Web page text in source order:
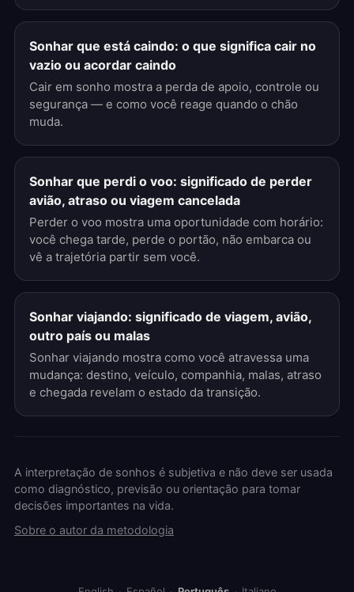
Sonhar que está caindo: o que significa cair no
vazio ou acordar caindo
Cair em sonho mostra a perda de apoio, controle ou
segurança — e como você reage quando o chão
muda.
Sonhar que perdi o voo: significado de perder
avião, atraso ou viagem cancelada
Perder o voo mostra uma oportunidade com horário:
você chega tarde, perde o portão, não embarca ou
vê a trajetória partir sem você.
Sonhar viajando: significado de viagem, avião,
outro país ou malas
Sonhar viajando mostra como você atravessa uma
mudança: destino, veículo, companhia, malas, atraso
e chegada revelam o estado da transição.
A interpretação de sonhos é subjetiva e não deve ser usada
como diagnóstico, previsão ou orientação para tomar
decisões importantes na vida.
Sobre o autor da metodologia